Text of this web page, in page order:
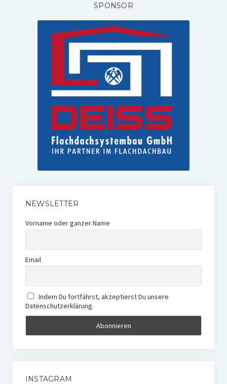
SPONSOR
NEWSLETTER
Vorname oder ganzer Name
Email
Indem Du fortfährst, akzeptierst Du unsere
Datenschutzerklärung.
INSTAGRAM